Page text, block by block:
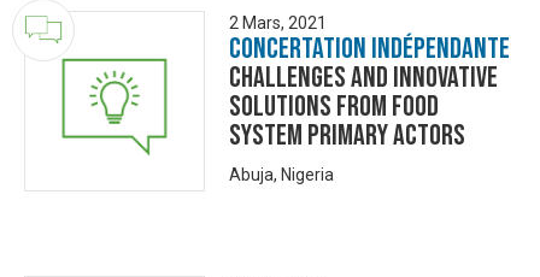
2 Mars, 2021
Concertation Indépendante
Challenges and Innovative
solutions from food
system primary actors
Abuja, Nigeria